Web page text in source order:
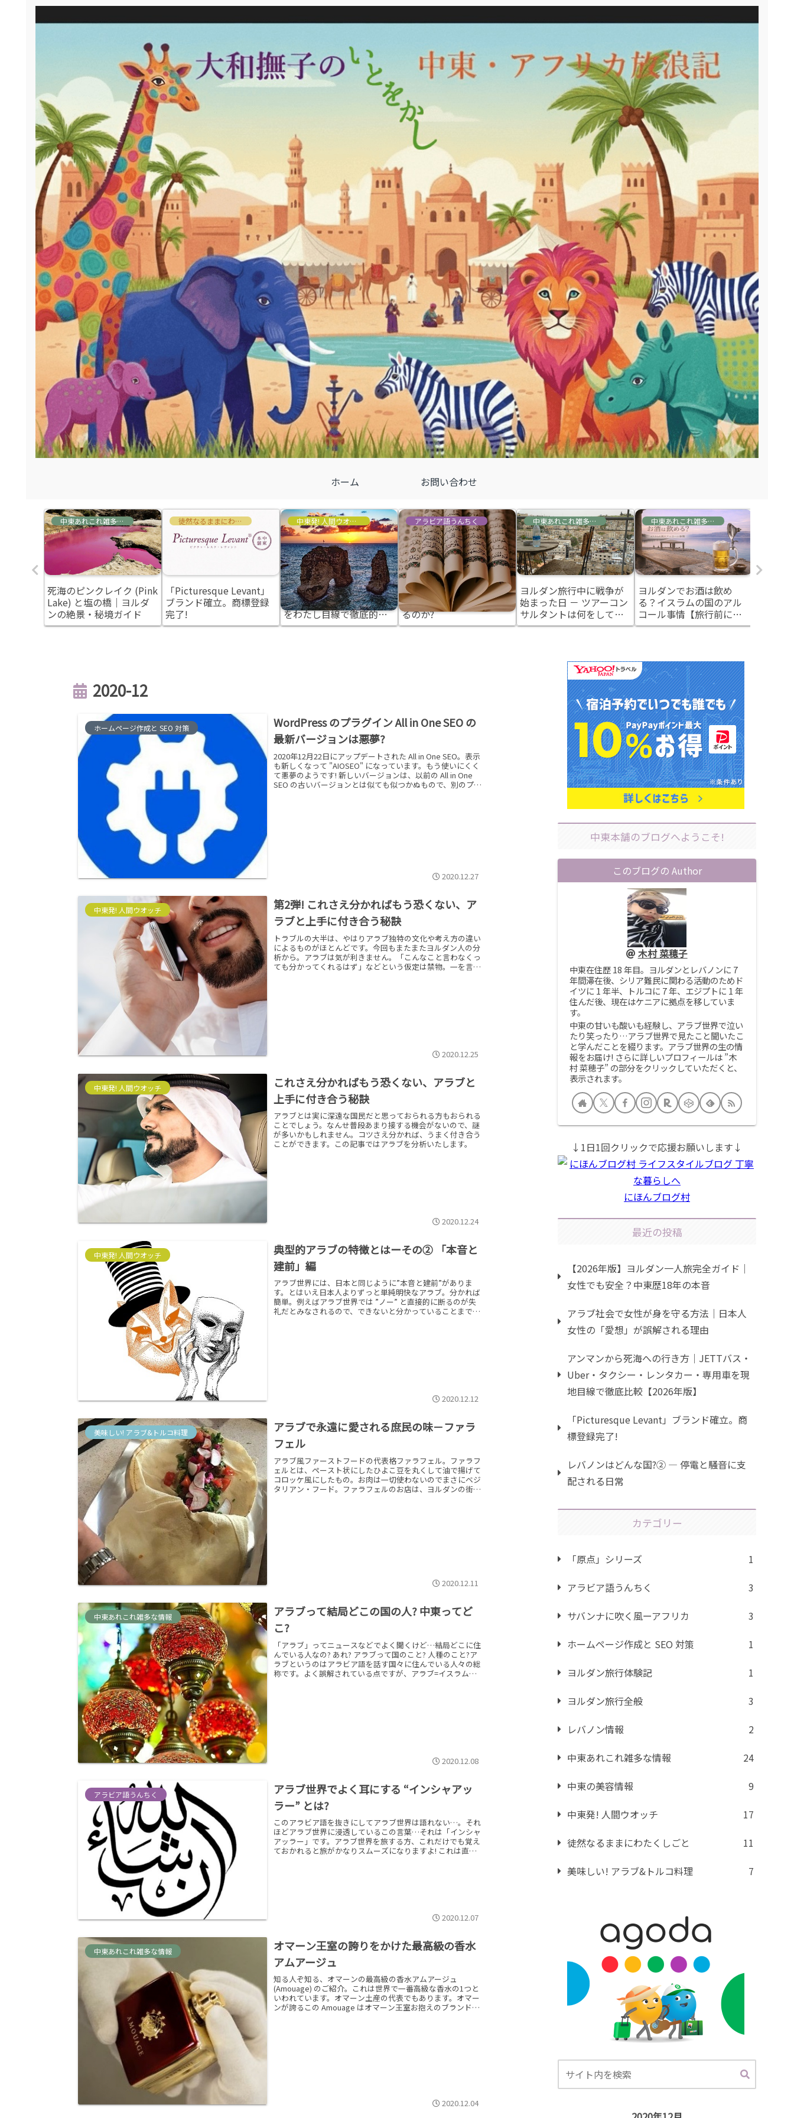
ホーム お問い合わせ
中東あれこれ雑多な情報
死海のピンクレイク (Pink
Lake) と塩の橋｜ヨルダ
ンの絶景・秘境ガイド
徒然なるままにわたくしごと
「Picturesque Levant」
ブランド確立。商標登録
完了!
中東発! 人間ウオッチ
まさにこれぞレバノン人
の真髄! レバノン人の気質
をわたし目線で徹底的に
解説!
アラビア語うんちく
なぜアラビア語は世界一
難しい言語と言われてい
るのか?
中東あれこれ雑多な情報
ヨルダン旅行中に戦争が
始まった日 － ツアーコン
サルタントは何をしてい
たか
中東あれこれ雑多な情報
ヨルダンでお酒は飲め
る？イスラムの国のアル
コール事情【旅行前に知
っておきたい】
2020-12
ホームページ作成と SEO 対策
WordPress のプラグイン All in One SEO の
最新バージョンは悪夢?
2020年12月22日にアップデートされた All in One SEO。表示
も新しくなって "AIOSEO" になっています。もう使いにくく
て悪夢のようです! 新しいバージョンは、以前の All in One
SEO の古いバージョンとは似ても似つかぬもので、別のプロ
2020.12.27
中東発! 人間ウオッチ
第2弾! これさえ分かればもう恐くない、ア
ラブと上手に付き合う秘訣
トラブルの大半は、やはりアラブ独特の文化や考え方の違い
によるものがほとんどです。今回もまたまたヨルダン人の分
析から。アラブは気が利きません。「こんなこと言わなくっ
ても分かってくれるはず」などという仮定は禁物。一を言っ
2020.12.25
中東発! 人間ウオッチ
これさえ分かればもう恐くない、アラブと
上手に付き合う秘訣
アラブとは実に深遠な国民だと思っておられる方もおられる
ことでしょう。なんせ普段あまり接する機会がないので、謎
が多いかもしれません。コツさえ分かれば、うまく付き合う
ことができます。この記事ではアラブを分析いたします。
2020.12.24
中東発! 人間ウオッチ
典型的アラブの特徴とはーその② 「本音と
建前」編
アラブ世界には、日本と同じように”本音と建前”がありま
す。とはいえ日本人よりずっと単純明快なアラブ。分かれば
簡単。例えばアラブ世界では ”ノー” と直接的に断るのが失
礼だとみなされるので、できないと分かっていることまで何
2020.12.12
美味しい! アラブ&トルコ料理
アラブで永遠に愛される庶民の味－ファラ
フェル
アラブ風ファーストフードの代表格ファラフェル。ファラフ
ェルとは、ペースト状にしたひよこ豆を丸くして油で揚げて
コロッケ風にしたもの。お肉は一切使わないのでまさにベジ
タリアン・フード。ファラフェルのお店は、ヨルダンの街中
2020.12.11
中東あれこれ雑多な情報
アラブって結局どこの国の人? 中東ってど
こ?
「アラブ」ってニュースなどでよく聞くけど…結局どこに住
んでいる人なの? あれ? アラブって国のこと? 人種のこと?ア
ラブというのはアラビア語を話す国々に住んでいる人々の総
称です。よく誤解されている点ですが、アラブ=イスラム教
2020.12.08
アラビア語うんちく
アラブ世界でよく耳にする “インシャアッ
ラー” とは?
このアラビア語を抜きにしてアラブ世界は語れない…。それ
ほどアラブ世界に浸透しているこの言葉…それは「インシャ
アッラー」です。アラブ世界を旅する方、これだけでも覚え
ておかれると旅がかなりスムーズになりますよ! これは直訳
2020.12.07
中東あれこれ雑多な情報
オマーン王室の誇りをかけた最高級の香水
アムアージュ
知る人ぞ知る、オマーンの最高級の香水アムアージュ
(Amouage) のご紹介。これは世界で一番高級な香水の1つと
いわれています。オマーン土産の代表でもあります。オマー
ンが誇るこの Amouage はオマーン王室お抱えのブランド
2020.12.04
中東本舗のブログへようこそ!
このブログの Author
木村 菜穂子
中東在住歴 18 年目。ヨルダンとレバノンに 7
年間滞在後、シリア難民に関わる活動のためド
イツに 1 年半、トルコに 7 年、エジプトに 1 年
住んだ後、現在はケニアに拠点を移していま
す。
中東の甘いも酸いも経験し、アラブ世界で泣い
たり笑ったり…アラブ世界で見たこと聞いたこ
と学んだことを綴ります。アラブ世界の生の情
報をお届け! さらに詳しいプロフィールは ”木
村 菜穂子” の部分をクリックしていただくと、
表示されます。
↓1日1回クリックで応援お願いします↓
にほんブログ村
最近の投稿
【2026年版】ヨルダン一人旅完全ガイド｜
女性でも安全？中東歴18年の本音
アラブ社会で女性が身を守る方法｜日本人
女性の「愛想」が誤解される理由
アンマンから死海への行き方｜JETTバス・
Uber・タクシー・レンタカー・専用車を現
地目線で徹底比較【2026年版】
「Picturesque Levant」ブランド確立。商
標登録完了!
レバノンはどんな国?② ― 停電と騒音に支
配される日常
カテゴリー
「原点」シリーズ
1
アラビア語うんちく
3
サバンナに吹く風ーアフリカ
3
ホームページ作成と SEO 対策
1
ヨルダン旅行体験記
1
ヨルダン旅行全般
3
レバノン情報
2
中東あれこれ雑多な情報
24
中東の美容情報
9
中東発! 人間ウオッチ
17
徒然なるままにわたくしごと
11
美味しい! アラブ&トルコ料理
7